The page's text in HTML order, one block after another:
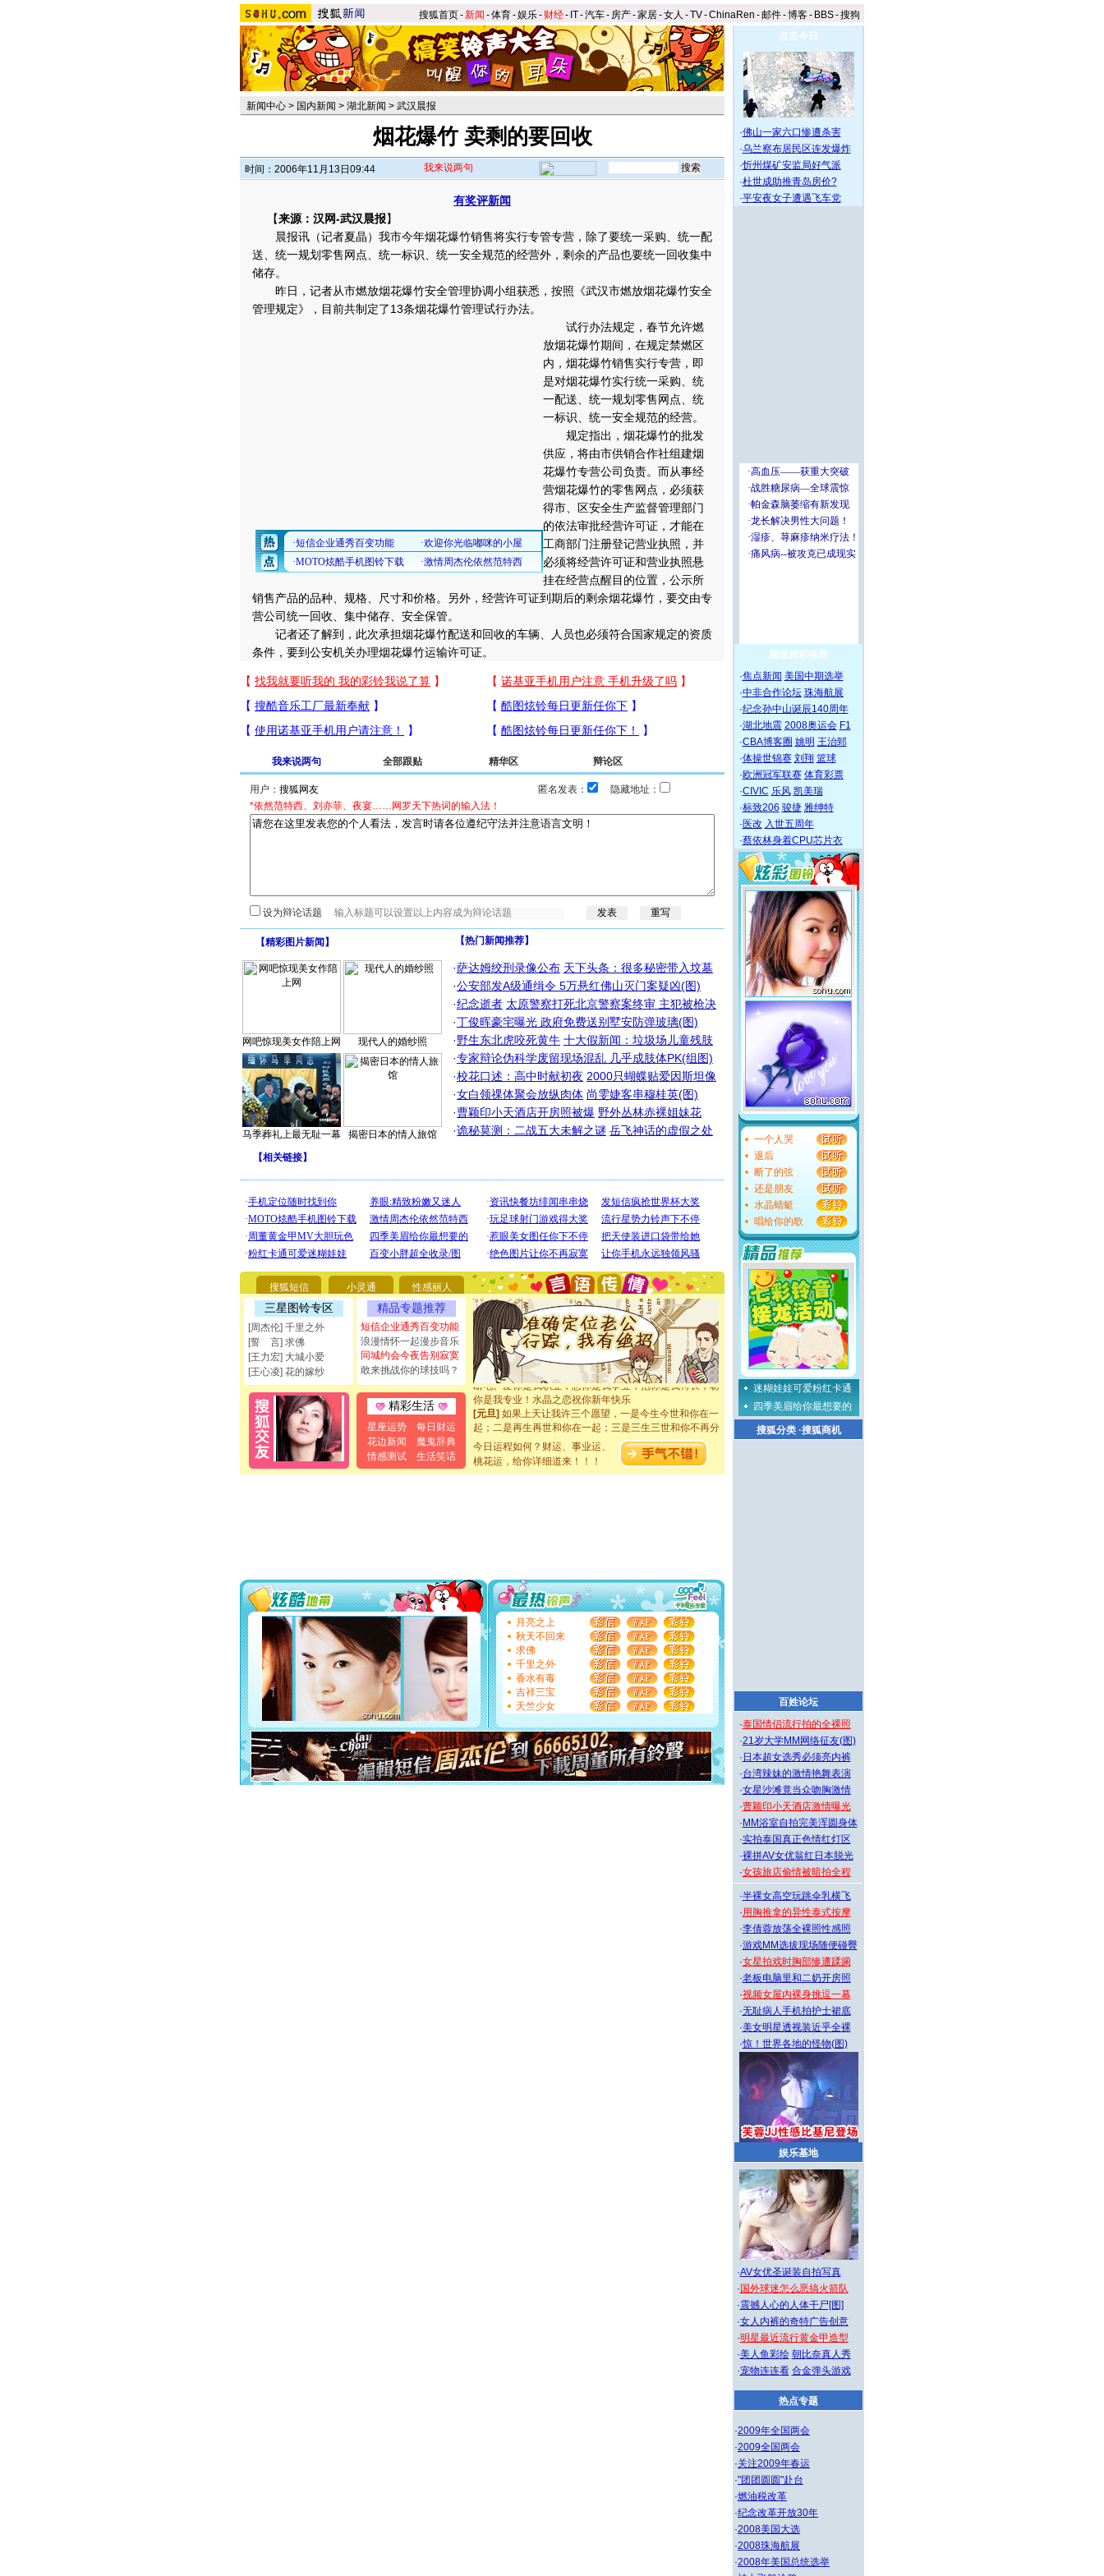
搜狐首页-新闻 -体育-娱乐- 财经- IT-汽车- 房产-家居-女人 -TV-ChinaRen -邮件-博客- BBS-搜狗
新闻中心 > 国内新闻 > 湖北新闻 > 武汉晨报
烟花爆竹 卖剩的要回收
时间：2006年11月13日09:44 我来说两句
有奖评新闻
【来源：汉网-武汉晨报】
晨报讯（记者夏晶）我市今年烟花爆竹销售将实行专管专营，除了要统一采购、统一配
送、统一规划零售网点、统一标识、统一安全规范的经营外，剩余的产品也要统一回收集中
储存。
昨日，记者从市燃放烟花爆竹安全管理协调小组获悉，按照《武汉市燃放烟花爆竹安全
管理规定》，目前共制定了13条烟花爆竹管理试行办法。
试行办法规定，春节允许燃
放烟花爆竹期间，在规定禁燃区
内，烟花爆竹销售实行专营，即
是对烟花爆竹实行统一采购、统
一配送、统一规划零售网点、统
一标识、统一安全规范的经营。
规定指出，烟花爆竹的批发
供应，将由市供销合作社组建烟
花爆竹专营公司负责。而从事经
营烟花爆竹的零售网点，必须获
得市、区安全生产监督管理部门
的依法审批经营许可证，才能在
工商部门注册登记营业执照，并
必须将经营许可证和营业执照悬
挂在经营点醒目的位置，公示所
销售产品的品种、规格、尺寸和价格。另外，经营许可证到期后的剩余烟花爆竹，要交由专
营公司统一回收、集中储存、安全保管。
记者还了解到，此次承担烟花爆竹配送和回收的车辆、人员也必须符合国家规定的资质
条件，要到公安机关办理烟花爆竹运输许可证。
我来说两句 全部跟贴 精华区 辩论区
用户： 匿名发表：
隐藏地址：
*依然范特西、刘亦菲、夜宴……网罗天下热词的输入法！
设为辩论话题
【精彩图片新闻 】
网吧惊现美女作陪上网 现代人的婚纱照
马季葬礼上最无耻一幕 揭密日本的情人旅馆
【热门新闻推荐】
·萨达姆绞刑录像公布 天下头条：很多秘密带入坟墓
·公安部发A级通缉令 5万悬红佛山灭门案疑凶(图)
·纪念逝者 太原警察打死北京警察案终审 主犯被枪决
·丁俊晖豪宅曝光 政府免费送别墅安防弹玻璃(图)
·野生东北虎咬死黄牛 十大假新闻：垃圾场儿童残肢
·专家辩论伪科学废留现场混乱 几乎成肢体PK(组图)
·校花口述：高中时献初夜 2000只蝴蝶贴爱因斯坦像
·女白领祼体聚会放纵肉体 尚雯婕客串穆桂英(图)
·曹颖印小天酒店开房照被爆 野外丛林赤裸姐妹花
·诡秘莫测：二战五大未解之谜 岳飞神话的虚假之处
【相关链接】
搜狐短信 小灵通 性感丽人
三星图铃专区
[周杰伦] 千里之外
[誓 言] 求佛
[王力宏] 大城小爱
[王心凌] 花的嫁纱
精品专题推荐
短信企业通秀百变功能
浪漫情怀一起漫步音乐
同城约会今夜告别寂寞
敢来挑战你的球技吗？
精彩生活
星座运势
每日财运
花边新闻
魔鬼辞典
情感测试
生活笑话
[圣诞节]圣诞节到了，想想没什么送给你的，又不打算给
要平安！千万要知足！千万不要忘记我！
[圣诞节]不只这样的日子才会想起你,而是这样的日子才
能正大光明地骚扰你,告诉你,圣诞要快乐!新年要快乐!天天
都要快乐噢!
[圣诞节]奉上一颗祝福的心,在这个特别的日子里,愿幸福,
如意,快乐,鲜花,一切美好的祝愿与你同在.圣诞快乐!
[元旦]看到你我会触电；看不到你我要充电；没有你我会
断电。爱你是我职业，想你是我事业，抱你是我特长，吻
你是我专业！水晶之恋祝你新年快乐
[元旦]如果上天让我许三个愿望，一是今生今世和你在一
起；二是再生再世和你在一起；三是三生三世和你不再分
离。水晶之恋祝你新年快乐
[元旦]当我狠下心扭头离去那一刻，你在我身后无助地哭
泣，这痛楚让我明白我多么爱你。我转身抱住你：这猪不
卖了。水晶之恋祝你新年快乐。
你太多，只有给你五千万：千万快乐！千万要健康！千万
要平安！千万要知足！千万不要忘记我！
[圣诞节]不只这样的日子才会想起你,而是这样的日子才
能正大光明地骚扰你,告诉你,圣诞要快乐!新年要快乐!天天
都要快乐噢!
[圣诞节]
奉上一颗祝福的心,在这个特别的日子里,愿幸福,
如意,快乐,鲜花,一切美好的祝愿与你同在.圣诞快乐!
[元旦]
看到你我会触电；看不到你我要充电；没有你我会
断电。爱你是我职业，想你是我事业，抱你是我特长，吻
你是我专业！水晶之恋祝你新年快乐
[元旦]如果上天让我许三个愿望，一是今生今世和你在一
起；二是再生再世和你在一起；三是三生三世和你不再分
离。水晶之恋祝你新年快乐
[元旦]当我狠下心扭头离去那一刻，你在我身后无助地哭
泣，这痛楚让我明白我多么爱你。我转身抱住你：这猪不
今日运程如何？财运、事业运、
桃花运，给你详细道来！！！
月亮之上
秋天不回来
求佛
千里之外
香水有毒
吉祥三宝
天竺少女
点击今日
·佛山一家六口惨遭杀害
·乌兰察布居民区连发爆炸
·忻州煤矿安监局好气派
·杜世成助推青岛房价?
·平安夜女子遭遇飞车党
频道精彩推荐
·焦点新闻 美国中期选举
·中非合作论坛 珠海航展
·纪念孙中山诞辰140周年
·湖北地震 2008奥运会 F1
·CBA博客圈 姚明 王治郅
·体操世锦赛 刘翔 篮球
·欧洲冠军联赛 体育彩票
·CIVIC 乐风 凯美瑞
·标致206 骏捷 雅绅特
· 医改 入世五周年
·蔡依林身着CPU芯片衣
一个人哭
退后
断了的弦
还是朋友
水晶蜻蜓
唱给你的歌
迷糊娃娃可爱粉红卡通
四季美眉给你最想要的
搜狐分类·搜狐商机
百姓论坛
·泰国情侣流行拍的全裸照
·21岁大学MM网络征友(图)
· 日本超女选秀必须亮内裤
·台湾辣妹的激情艳舞表演
·女星沙滩竟当众吻胸激情
·曹颖印小天酒店激情曝光
· MM浴室自拍完美浑圆身体
·实拍泰国真正色情红灯区
·裸拼AV女优翁红日本脱光
·女孩旅店偷情被暗拍全程
·半裸女高空玩跳伞乳横飞
·用胸推拿的异性泰式按摩
·李倩蓉放荡全裸照性感照
·游戏MM选拔现场随便碰臀
·女星拍戏时胸部惨遭蹂躏
·老板电脑里和二奶开房照
·视频女屋内裸身挑逗一幕
·无耻病人手机拍护士裙底
·美女明星透视装近乎全裸
·惊！世界各地的怪物(图)
娱乐基地
·AV女优圣诞装自拍写真
· 国外球迷怎么恶搞火箭队
·震撼人心的人体干尸[图]
·女人内裤的奇特广告创意
·明星最近流行黄金甲造型
·美人鱼彩绘 朝比奈真人秀
·宠物连连看 合金弹头游戏
热点专题
·2009年全国两会
·2009全国两会
·关注2009年春运
·"团团圆圆"赴台
·燃油税改革
·纪念改革开放30年
·2008美国大选
·2008珠海航展
·2008年美国总统选举